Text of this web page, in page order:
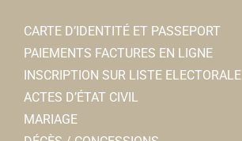
CARTE D’IDENTITÉ ET PASSEPORT
PAIEMENTS FACTURES EN LIGNE
INSCRIPTION SUR LISTE ELECTORALE
ACTES D’ÉTAT CIVIL
MARIAGE